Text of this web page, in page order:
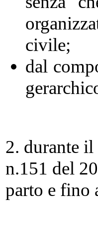
civile;
dal
2. durante
n.151 del
parto e fino